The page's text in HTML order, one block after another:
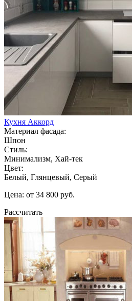
Кухня Аккорд
Материал фасада:
Шпон
Стиль:
Минимализм, Хай-тек
Цвет:
Белый, Глянцевый, Серый
Цена: от 34 800 руб.
Рассчитать